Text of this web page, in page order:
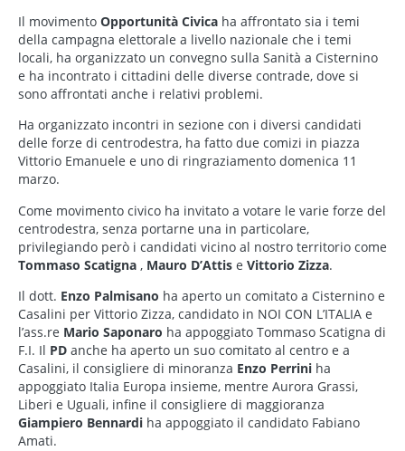
Il movimento Opportunità Civica ha affrontato sia i temi
della campagna elettorale a livello nazionale che i temi
locali, ha organizzato un convegno sulla Sanità a Cisternino
e ha incontrato i cittadini delle diverse contrade, dove si
sono affrontati anche i relativi problemi.
Ha organizzato incontri in sezione con i diversi candidati
delle forze di centrodestra, ha fatto due comizi in piazza
Vittorio Emanuele e uno di ringraziamento domenica 11
marzo.
Come movimento civico ha invitato a votare le varie forze del
centrodestra, senza portarne una in particolare,
privilegiando però i candidati vicino al nostro territorio come
Tommaso Scatigna , Mauro D’Attis e Vittorio Zizza.
Il dott. Enzo Palmisano ha aperto un comitato a Cisternino e
Casalini per Vittorio Zizza, candidato in NOI CON L’ITALIA e
l’ass.re Mario Saponaro ha appoggiato Tommaso Scatigna di
F.I. Il PD anche ha aperto un suo comitato al centro e a
Casalini, il consigliere di minoranza Enzo Perrini ha
appoggiato Italia Europa insieme, mentre Aurora Grassi,
Liberi e Uguali, infine il consigliere di maggioranza
Giampiero Bennardi ha appoggiato il candidato Fabiano
Amati.